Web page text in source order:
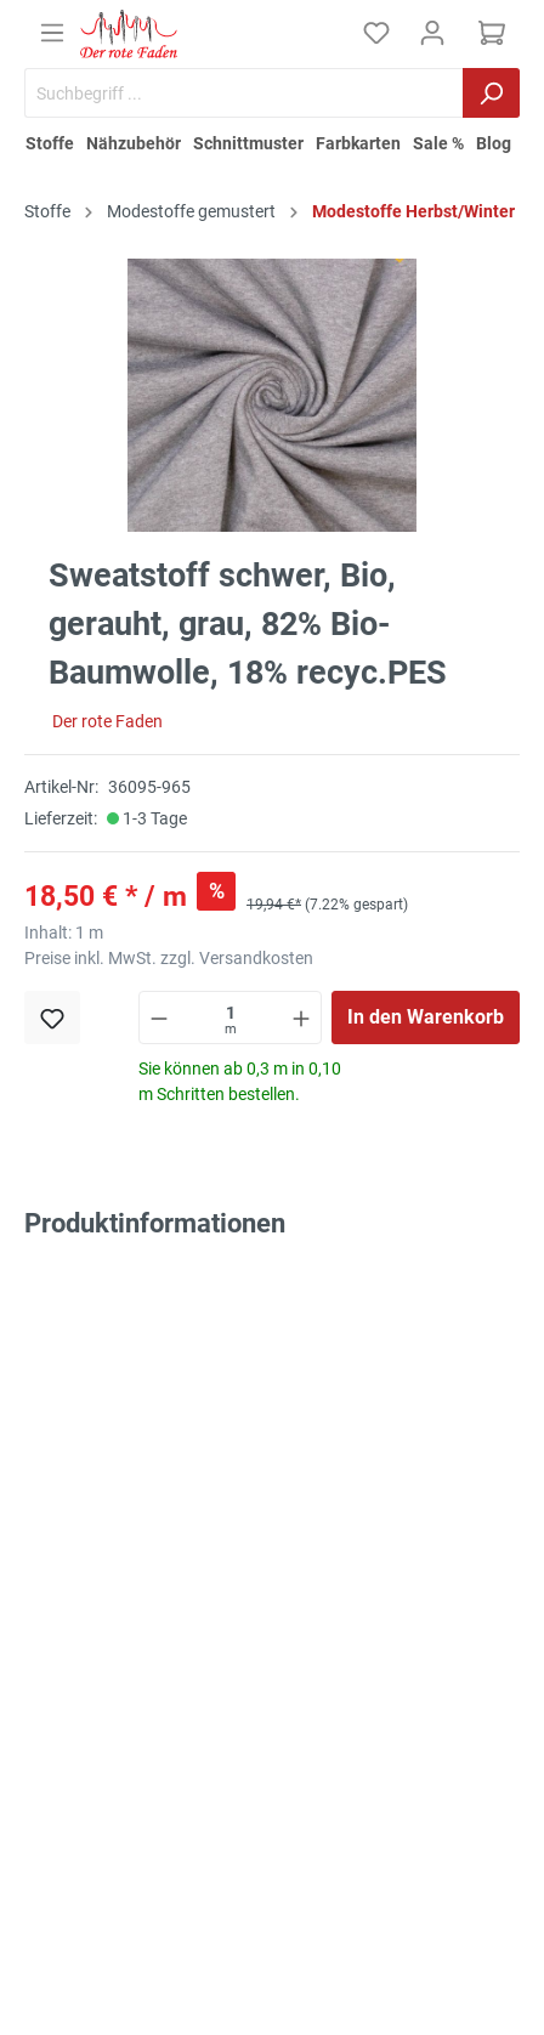
Stoffe Nähzubehör Schnittmuster Farbkarten Sale % Blog
Stoffe Modestoffe gemustert Modestoffe Herbst/Winter
Sweatstoff schwer, Bio,
gerauht, grau, 82% Bio-
Baumwolle, 18% recyc.PES
Der rote Faden
Artikel-Nr: 36095-965
Lieferzeit:
1-3 Tage
18,50 € * / m %
19,94 €* (7.22% gespart)
Inhalt: 1 m
Preise inkl. MwSt. zzgl. Versandkosten
m
In den Warenkorb
Sie können ab 0,3 m in 0,10
m Schritten bestellen.
Produktinformationen